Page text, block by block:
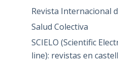
Revista Internacional
Salud Colectiva
SCIELO (Scientific
line): revistas en